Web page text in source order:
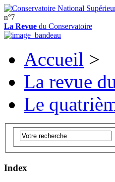
n°7
La Revue du Conservatoire
Accueil >
La revue
Le
Index